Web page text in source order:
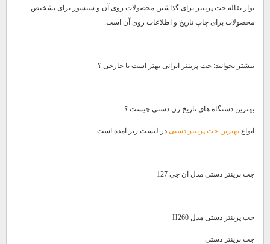
نوار نقاله جت پرینتر برای گذاشتن محصولات روی آن و سنسور برای تشخیص
محصولات برای چاپ تاریخ و اطلاعات روی آن است.
بیشتر بخوانید: جت پرینتر ایرانی بهتر است یا خارجی ؟
بهترین دستگاه های تاریخ زن دستی چیست ؟
انواع بهترین جت پرینتر دستی در لیست زیر آمده است :
جت پرینتر دستی مدل ان جی 127
جت پرینتر دستی مدل H260
جت پرینتر دستی